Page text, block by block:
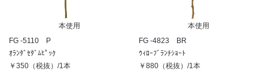
本使用
FG -5110 P
ｵﾗﾝﾀﾞｾﾀﾞﾑﾋﾟｯｸ
￥350（税抜）/1本
本使用
FG -4823 BR
ｳｨﾛｰﾌﾞﾗﾝﾁｼｮｰﾄ
￥880（税抜）/1本